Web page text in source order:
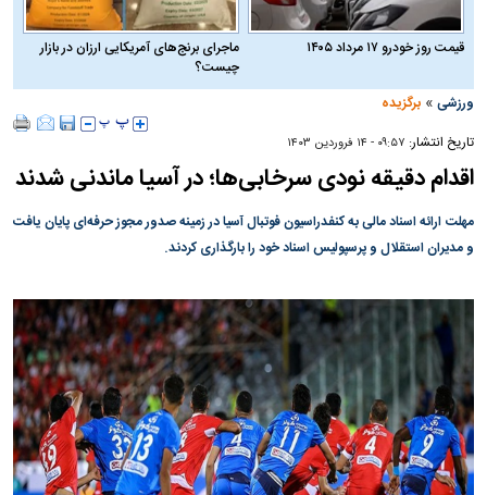
قیمت روز خودرو ۱۷ مرداد ۱۴۰۵
ماجرای برنج‌های آمریکایی ارزان در بازار
چیست؟
ورزشی »برگزیده
تاریخ انتشار: ۰۹:۵۷ - ۱۴ فروردين ۱۴۰۳
اقدام دقیقه نودی سرخابی‌ها؛ در آسیا ماندنی شدند
مهلت ارائه اسناد مالی به کنفدراسیون فوتبال آسیا در زمینه صدور مجوز حرفه‌ای پایان یافت
و مدیران استقلال و پرسپولیس اسناد خود را بارگذاری کردند.